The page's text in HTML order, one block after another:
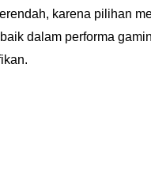
karena pilihan
dalam performa